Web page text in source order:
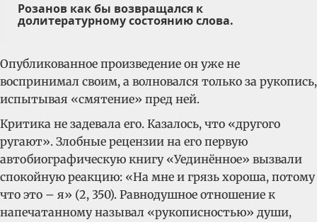
Розанов как бы возвращался к
долитературному состоянию слова.
Опубликованное произведение он уже не
воспринимал своим, а волновался только за рукопись,
испытывая «смятение» пред ней.
Критика не задевала его. Казалось, что «другого
ругают». Злобные рецензии на его первую
автобиографическую книгу «Уединённое» вызвали
спокойную реакцию: «На мне и грязь хороша, потому
что это – я» (2, 350). Равнодушное отношение к
напечатанному называл «рукописностью» души,